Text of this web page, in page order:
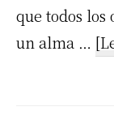
que todos
un alma …